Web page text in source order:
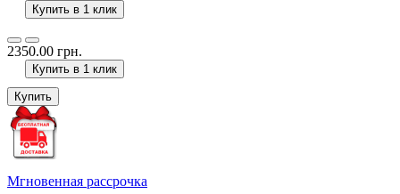
Купить в 1 клик
2350.00 грн.
Купить в 1 клик
Купить
Мгновенная рассрочка